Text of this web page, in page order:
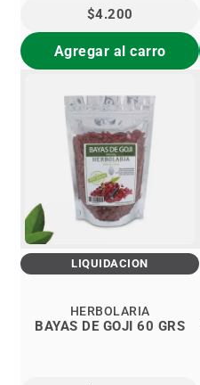
$4.200
Agregar al carro
LIQUIDACIÓN
BAYAS DE GOJI 60 GRS
HERBOLARIA